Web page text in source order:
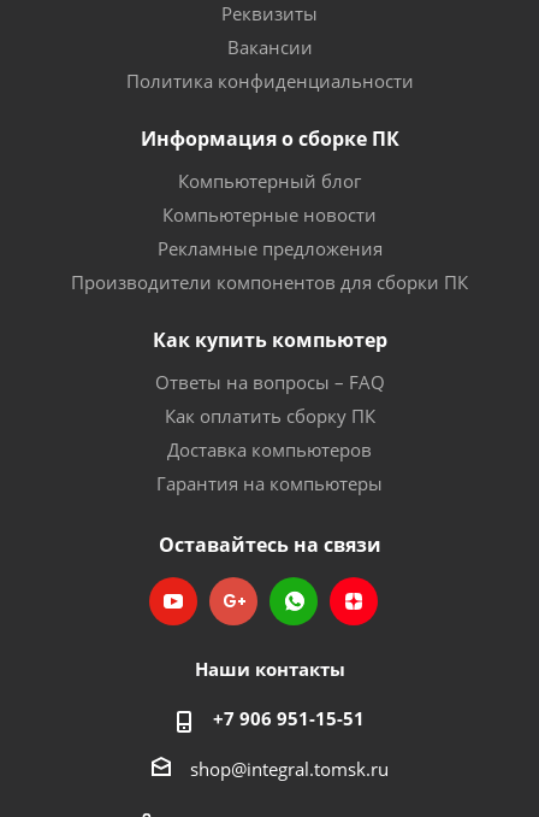
Реквизиты
Вакансии
Политика конфиденциальности
Информация о сборке ПК
Компьютерный блог
Компьютерные новости
Рекламные предложения
Производители компонентов для сборки ПК
Как купить компьютер
Ответы на вопросы – FAQ
Как оплатить сборку ПК
Доставка компьютеров
Гарантия на компьютеры
Оставайтесь на связи
Наши контакты
+7 906 951-15-51
shop@integral.tomsk.ru